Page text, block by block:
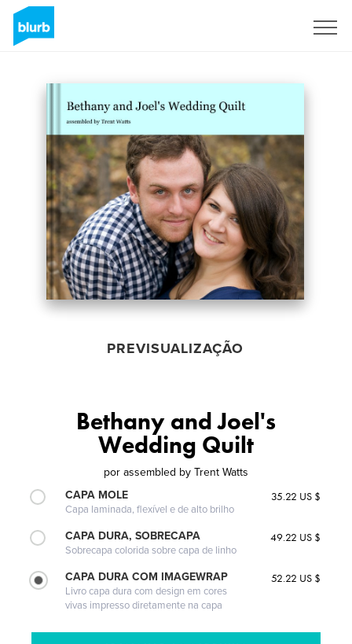
PREVISUALIZAÇÃO
Bethany and Joel's
Wedding Quilt
por assembled by Trent Watts
CAPA MOLE
Capa laminada, flexível e de alto brilho
35.22 US $
CAPA DURA, SOBRECAPA
Sobrecapa colorida sobre capa de linho
49.22 US $
CAPA DURA COM IMAGEWRAP
Livro capa dura com design em cores
vivas impresso diretamente na capa
52.22 US $